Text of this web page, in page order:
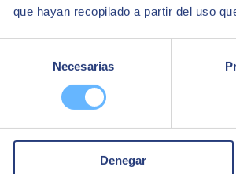
que hayan recopilado a partir del uso
consentimiento
Necesarias
Denegar